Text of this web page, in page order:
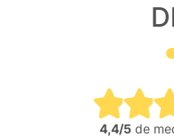
4,4/5 de